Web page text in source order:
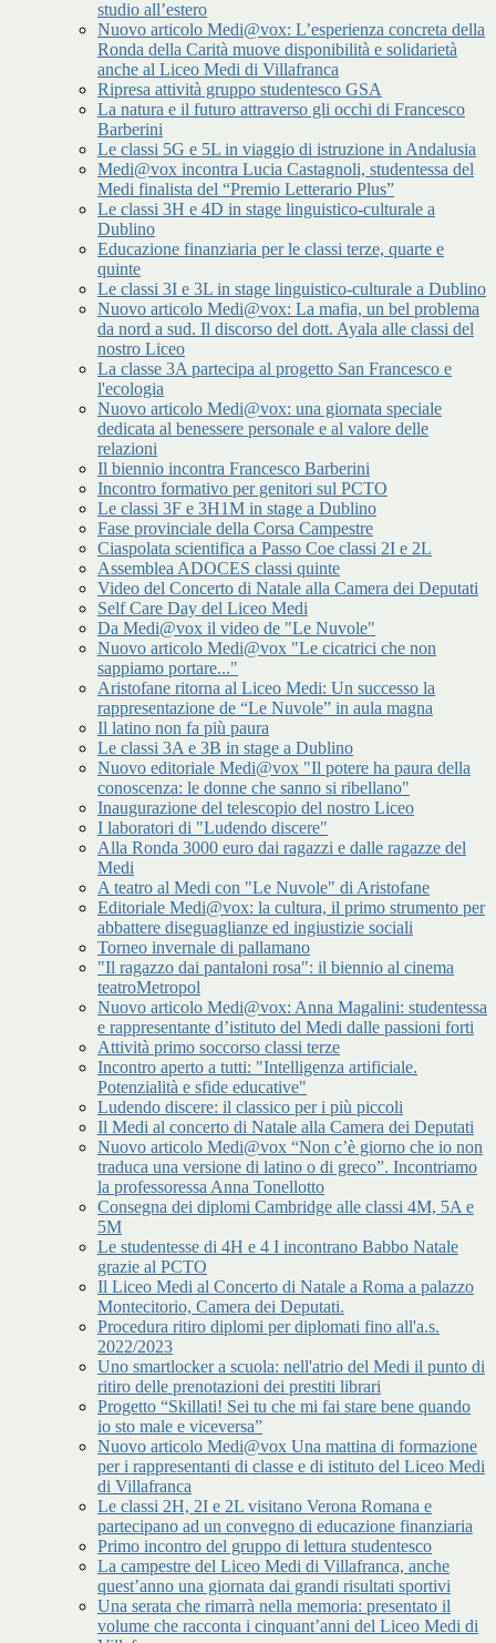
studio all’estero
Nuovo articolo Medi@vox: L’esperienza concreta della
Ronda della Carità muove disponibilità e solidarietà
anche al Liceo Medi di Villafranca
Ripresa attività gruppo studentesco GSA
La natura e il futuro attraverso gli occhi di Francesco
Barberini
Le classi 5G e 5L in viaggio di istruzione in Andalusia
Medi@vox incontra Lucia Castagnoli, studentessa del
Medi finalista del “Premio Letterario Plus”
Le classi 3H e 4D in stage linguistico-culturale a
Dublino
Educazione finanziaria per le classi terze, quarte e
quinte
Le classi 3I e 3L in stage linguistico-culturale a Dublino
Nuovo articolo Medi@vox: La mafia, un bel problema
da nord a sud. Il discorso del dott. Ayala alle classi del
nostro Liceo
La classe 3A partecipa al progetto San Francesco e
l'ecologia
Nuovo articolo Medi@vox: una giornata speciale
dedicata al benessere personale e al valore delle
relazioni
Il biennio incontra Francesco Barberini
Incontro formativo per genitori sul PCTO
Le classi 3F e 3H1M in stage a Dublino
Fase provinciale della Corsa Campestre
Ciaspolata scientifica a Passo Coe classi 2I e 2L
Assemblea ADOCES classi quinte
Video del Concerto di Natale alla Camera dei Deputati
Self Care Day del Liceo Medi
Da Medi@vox il video de "Le Nuvole"
Nuovo articolo Medi@vox "Le cicatrici che non
sappiamo portare..."
Aristofane ritorna al Liceo Medi: Un successo la
rappresentazione de “Le Nuvole” in aula magna
Il latino non fa più paura
Le classi 3A e 3B in stage a Dublino
Nuovo editoriale Medi@vox "Il potere ha paura della
conoscenza: le donne che sanno si ribellano"
Inaugurazione del telescopio del nostro Liceo
I laboratori di "Ludendo discere"
Alla Ronda 3000 euro dai ragazzi e dalle ragazze del
Medi
A teatro al Medi con "Le Nuvole" di Aristofane
Editoriale Medi@vox: la cultura, il primo strumento per
abbattere diseguaglianze ed ingiustizie sociali
Torneo invernale di pallamano
"Il ragazzo dai pantaloni rosa": il biennio al cinema
teatroMetropol
Nuovo articolo Medi@vox: Anna Magalini: studentessa
e rappresentante d’istituto del Medi dalle passioni forti
Attività primo soccorso classi terze
Incontro aperto a tutti: "Intelligenza artificiale.
Potenzialità e sfide educative"
Ludendo discere: il classico per i più piccoli
Il Medi al concerto di Natale alla Camera dei Deputati
Nuovo articolo Medi@vox “Non c’è giorno che io non
traduca una versione di latino o di greco”. Incontriamo
la professoressa Anna Tonellotto
Consegna dei diplomi Cambridge alle classi 4M, 5A e
5M
Le studentesse di 4H e 4 I incontrano Babbo Natale
grazie al PCTO
Il Liceo Medi al Concerto di Natale a Roma a palazzo
Montecitorio, Camera dei Deputati.
Procedura ritiro diplomi per diplomati fino all'a.s.
2022/2023
Uno smartlocker a scuola: nell'atrio del Medi il punto di
ritiro delle prenotazioni dei prestiti librari
Progetto “Skillati! Sei tu che mi fai stare bene quando
io sto male e viceversa”
Nuovo articolo Medi@vox Una mattina di formazione
per i rappresentanti di classe e di istituto del Liceo Medi
di Villafranca
Le classi 2H, 2I e 2L visitano Verona Romana e
partecipano ad un convegno di educazione finanziaria
Primo incontro del gruppo di lettura studentesco
La campestre del Liceo Medi di Villafranca, anche
quest’anno una giornata dai grandi risultati sportivi
Una serata che rimarrà nella memoria: presentato il
volume che racconta i cinquant’anni del Liceo Medi di